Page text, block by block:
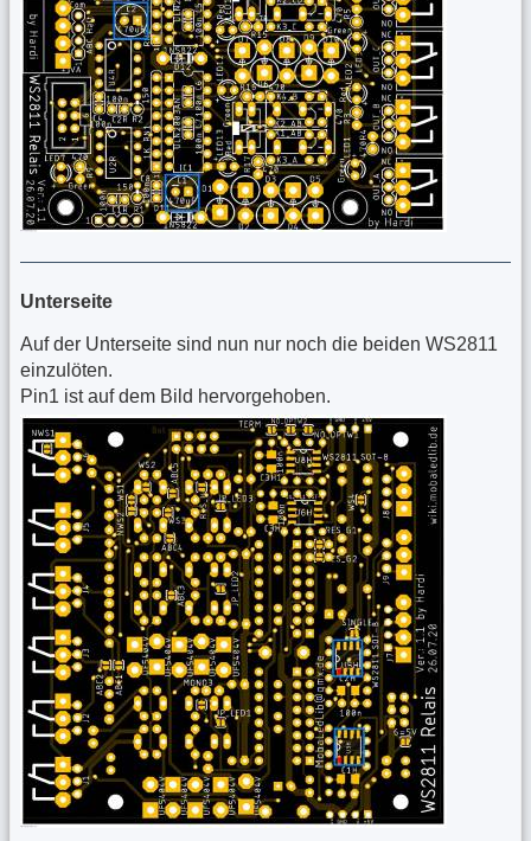
Unterseite
Auf der Unterseite sind nun nur noch die beiden WS2811
einzulöten.
Pin1 ist auf dem Bild hervorgehoben.